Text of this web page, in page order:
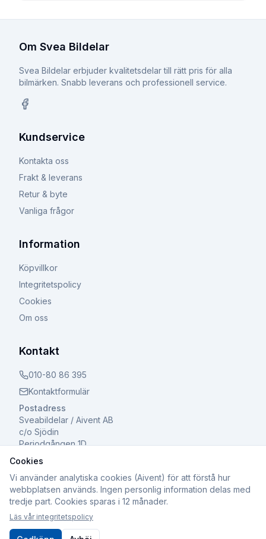
Om Svea Bildelar
Svea Bildelar erbjuder kvalitetsdelar till rätt pris för alla
bilmärken. Snabb leverans och professionell service.
Kundservice
Kontakta oss
Frakt & leverans
Retur & byte
Vanliga frågor
Information
Köpvillkor
Integritetspolicy
Cookies
Om oss
Kontakt
010-80 86 395
Kontaktformulär
Postadress
Sveabildelar / Aivent AB
c/o Sjödin
Periodgången 1D
611 37 Nyköping
©2026Sveabildelar / Aivent AB. Alla rättigheter
Org.nr: 559502-8241 | Registrerad för F-skatt och Moms
Cookies
Vi använder analytiska cookies (Aivent) för att förstå hur
webbplatsen används. Ingen personlig information delas med
tredje part. Cookies sparas i 12 månader.
Läs vår integritetspolicy